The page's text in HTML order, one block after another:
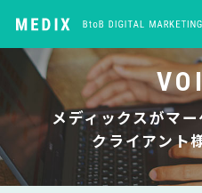
メディックスがマ
クライアント